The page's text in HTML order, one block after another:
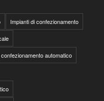
Impianti di confezionamento
automatico